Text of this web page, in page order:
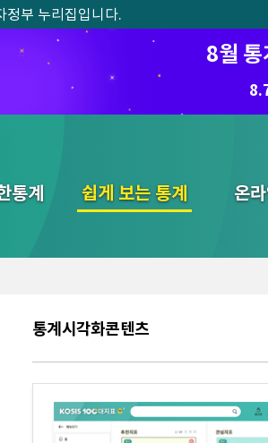
정부 누리집입니다.
8월
통계 쉽게 보는 통계 온
통계시각화콘텐츠